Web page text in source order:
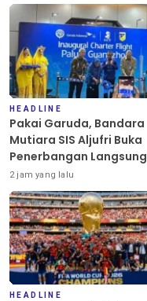
HEADLINE
Pakai Garuda, Bandara
Mutiara SIS Aljufri Buka
Penerbangan Langsung
Palu-Guangzhou
2 jam yang lalu
HEADLINE